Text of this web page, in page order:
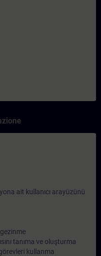
ait kullanıcı arayüzünü
tanıma ve oluşturma
kullanma